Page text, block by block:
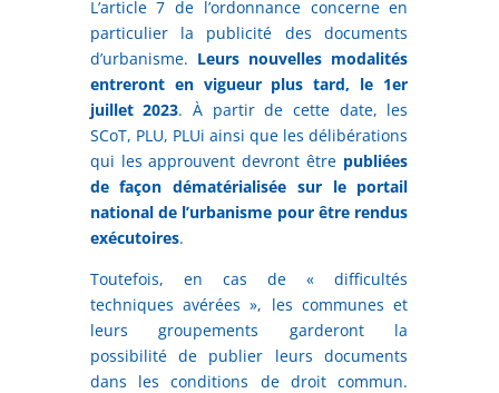
L’article 7 de l’ordonnance concerne en
particulier la publicité des documents
d’urbanisme. Leurs nouvelles modalités
entreront en vigueur plus tard, le 1er
juillet 2023. À partir de cette date, les
SCoT, PLU, PLUi ainsi que les délibérations
qui les approuvent devront être publiées
de façon dématérialisée sur le portail
national de l’urbanisme pour être rendus
exécutoires.
Toutefois, en cas de « difficultés
techniques avérées », les communes et
leurs groupements garderont la
possibilité de publier leurs documents
dans les conditions de droit commun.